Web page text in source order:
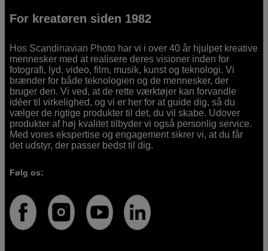
For kreatøren siden 1982
Hos Scandinavian Photo har vi i over 40 år hjulpet kreative
mennesker med at realisere deres visioner inden for
fotografi, lyd, video, film, musik, kunst og teknologi. Vi
brænder for både teknologien og de mennesker, der
bruger den. Vi ved, at de rette værktøjer kan forvandle
idéer til virkelighed, og vi er her for at guide dig, så du
vælger de rigtige produkter til det, du vil skabe. Udover
produkter af høj kvalitet tilbyder vi også personlig service.
Med vores ekspertise og engagement sikrer vi, at du får
det udstyr, der passer bedst til dig.
Følg os: